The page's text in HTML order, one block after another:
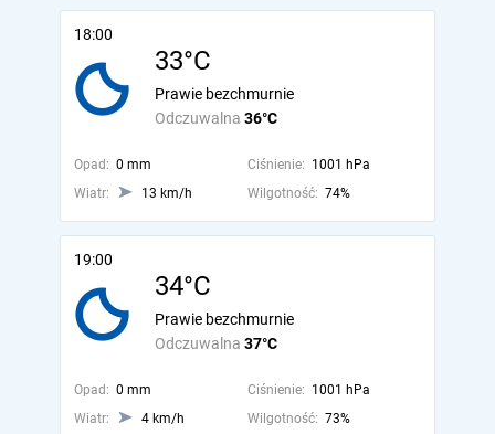
18:00
33°C
Odczuwalna 36°C
Prawie bezchmurnie
Opad: 0 mm Ciśnienie: 1001 hPa
Wiatr:
13 km/h Wilgotność: 74%
19:00
34°C
Odczuwalna 37°C
Prawie bezchmurnie
Opad: 0 mm Ciśnienie: 1001 hPa
Wiatr:
4 km/h Wilgotność: 73%